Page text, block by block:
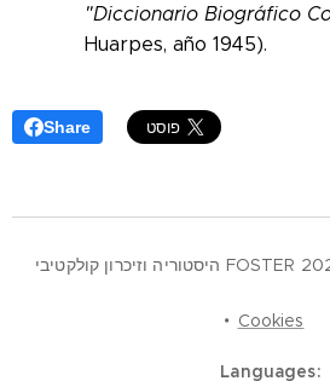
"Diccionario Biográfico
Huarpes, año 1945).
Share
Cookies
Languages